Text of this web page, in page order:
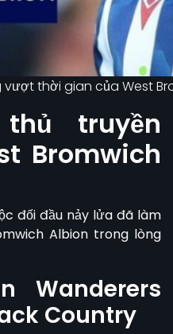
vượt thời gian của West
truyền
Bromwich
đối đầu nảy lửa đã làm
Albiontrong lòng
Wanderers
Country